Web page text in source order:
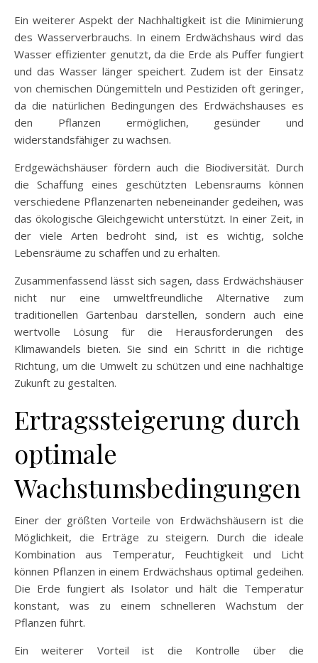
Ein weiterer Aspekt der Nachhaltigkeit ist die Minimierung
des Wasserverbrauchs. In einem Erdwächshaus wird das
Wasser effizienter genutzt, da die Erde als Puffer fungiert
und das Wasser länger speichert. Zudem ist der Einsatz
von chemischen Düngemitteln und Pestiziden oft geringer,
da die natürlichen Bedingungen des Erdwächshauses es
den Pflanzen ermöglichen, gesünder und
widerstandsfähiger zu wachsen.
Erdgewächshäuser fördern auch die Biodiversität. Durch
die Schaffung eines geschützten Lebensraums können
verschiedene Pflanzenarten nebeneinander gedeihen, was
das ökologische Gleichgewicht unterstützt. In einer Zeit, in
der viele Arten bedroht sind, ist es wichtig, solche
Lebensräume zu schaffen und zu erhalten.
Zusammenfassend lässt sich sagen, dass Erdwächshäuser
nicht nur eine umweltfreundliche Alternative zum
traditionellen Gartenbau darstellen, sondern auch eine
wertvolle Lösung für die Herausforderungen des
Klimawandels bieten. Sie sind ein Schritt in die richtige
Richtung, um die Umwelt zu schützen und eine nachhaltige
Zukunft zu gestalten.
Ertragssteigerung durch
optimale
Wachstumsbedingungen
Einer der größten Vorteile von Erdwächshäusern ist die
Möglichkeit, die Erträge zu steigern. Durch die ideale
Kombination aus Temperatur, Feuchtigkeit und Licht
können Pflanzen in einem Erdwächshaus optimal gedeihen.
Die Erde fungiert als Isolator und hält die Temperatur
konstant, was zu einem schnelleren Wachstum der
Pflanzen führt.
Ein weiterer Vorteil ist die Kontrolle über die